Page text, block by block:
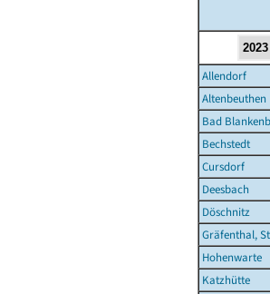
Allendorf
Altenbeuthen
Bad
Bechstedt
Cursdorf
Deesbach
Döschnitz
Gräfenthal,
Hohenwarte
Katzhütte